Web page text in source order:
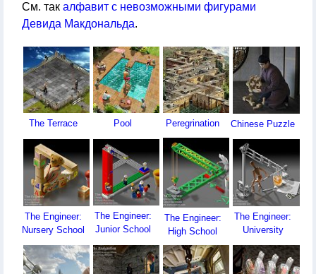
См. так алфавит с невозможными фигурами
Девида Макдональда.
The Terrace Pool Peregrination Chinese Puzzle
The Engineer:
Nursery School
The Engineer:
Junior School
The Engineer:
High School
The Engineer:
University